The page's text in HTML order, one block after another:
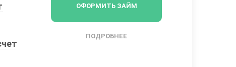
ОФОРМИТЬ ЗАЙМ
ПОДРОБНЕЕ